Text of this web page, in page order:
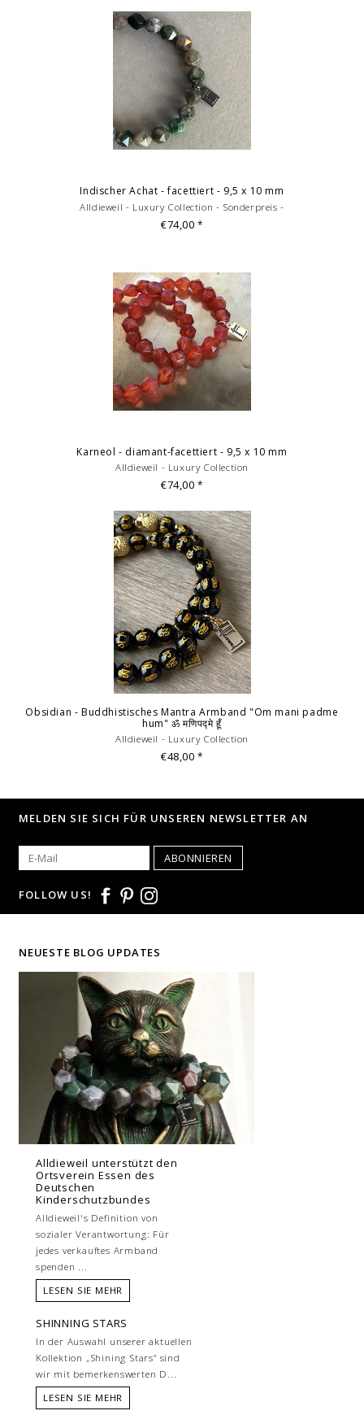
Einzelelmente des Armbandes. Mehrfachabbildungen dienen der
Vermarktung und sind nicht Angebotsbestandteil.
(c) Fotografie: Andreas Beckedahl, Essen
Indischer Achat - facettiert - 9,5 x 10 mm
Alldieweil - Luxury Collection - Sonderpreis -
€74,00*
Karneol - diamant-facettiert - 9,5 x 10 mm
Alldieweil - Luxury Collection
€74,00*
Obsidian - Buddhistisches Mantra Armband "Om mani padme
hum" ॐ मणिपद्मे हूँ
Alldieweil - Luxury Collection
€48,00*
MELDEN SIE SICH FÜR UNSEREN NEWSLETTER AN
ABONNIEREN
FOLLOW US!
NEUESTE BLOG UPDATES
Alldieweil unterstützt den
Ortsverein Essen des
Deutschen
Kinderschutzbundes
Alldieweil's Definition von
sozialer Verantwortung: Für
jedes verkauftes Armband
spenden ...
LESEN SIE MEHR
SHINNING STARS
In der Auswahl unserer aktuellen
Kollektion „Shining Stars“ sind
wir mit bemerkenswerten D...
LESEN SIE MEHR